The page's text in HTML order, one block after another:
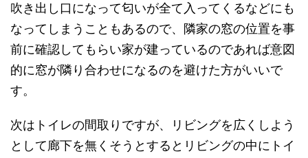
吹き出し口になって匂いが全て入ってくるなどにも
なってしまうこともあるので、隣家の窓の位置を事
前に確認してもらい家が建っているのであれば意図
的に窓が隣り合わせになるのを避けた方がいいで
す。
次はトイレの間取りですが、リビングを広くしよう
として廊下を無くそうとするとリビングの中にトイ